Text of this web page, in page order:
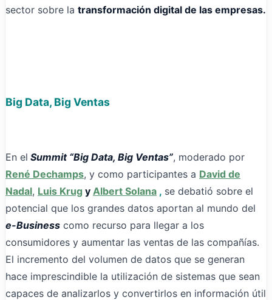
sector sobre la transformación digital de las empresas.
Big Data, Big Ventas
En el Summit “Big Data, Big Ventas”, moderado por
René Dechamps, y como participantes a David de
Nadal, Luis Krug y Albert Solana , se debatió sobre el
potencial que los grandes datos aportan al mundo del
e-Business como recurso para llegar a los
consumidores y aumentar las ventas de las compañías.
El incremento del volumen de datos que se generan
hace imprescindible la utilización de sistemas que sean
capaces de analizarlos y convertirlos en información útil